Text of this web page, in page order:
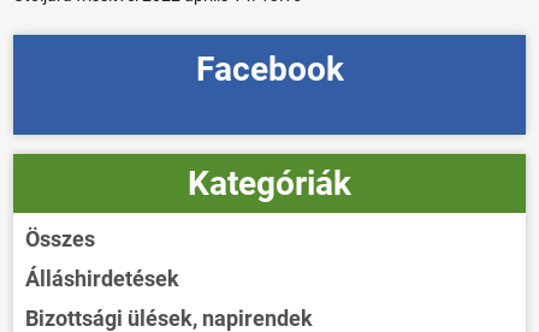
Facebook
Kategóriák
Összes
Álláshirdetések
Bizottsági ülések, napirendek